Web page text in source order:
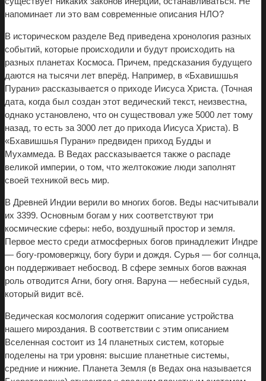
напоминает ли это вам современные описания НЛО?
В историческом разделе Вед приведена хронология разных
событий, которые происходили и будут происходить на
разных планетах Космоса. Причем, предсказания будущего
даются на тысячи лет вперёд. Например, в «Бхавишшья
Пурани» рассказывается о приходе Иисуса Христа. (Точная
дата, когда был создан этот ведический текст, неизвестна,
однако установлено, что он существовал уже 5000 лет тому
назад, то есть за 3000 лет до прихода Иисуса Христа). В
«Бхавишшья Пурани» предвиден приход Будды и
Мухаммеда. В Ведах рассказывается также о распаде
великой империи, о том, что желтокожие люди заполнят
своей техникой весь мир.
В Древней Индии верили во многих богов. Веды насчитывали
их 3399. Основным богам у них соответствуют три
космические сферы: небо, воздушный простор и земля.
Первое место среди атмосферных богов принадлежит Индре
— богу-громовержцу, богу бури и дождя. Сурья — бог солнца,
он поддерживает небосвод. В сфере земных богов важная
роль отводится Агни, богу огня. Варуна — небесный судья,
который видит всё.
Ведическая космология содержит описание устройства
нашего мироздания. В соответствии с этим описанием
Вселенная состоит из 14 планетных систем, которые
поделены на три уровня: высшие планетные системы,
средние и нижние. Планета Земля (в Ведах она называется